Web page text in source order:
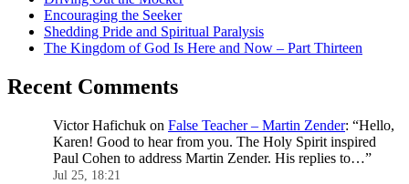
Encouraging the Seeker
Shedding Pride and Spiritual Paralysis
The Kingdom of God Is Here and Now – Part Thirteen
Recent Comments
Victor Hafichuk on False Teacher – Martin Zender: “Hello,
Karen! Good to hear from you. The Holy Spirit inspired
Paul Cohen to address Martin Zender. His replies to…”
Jul 25, 18:21